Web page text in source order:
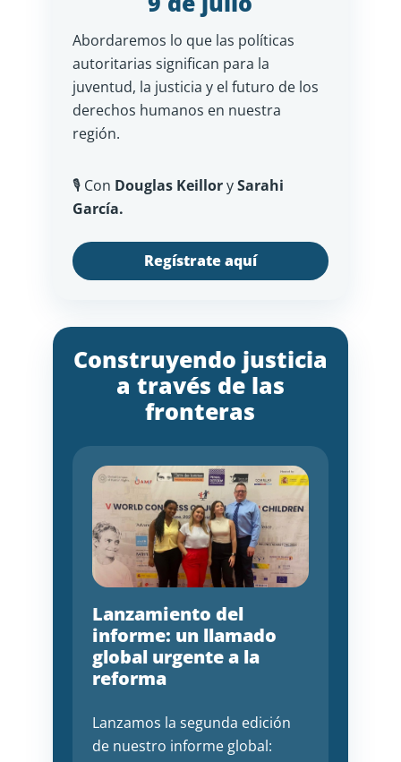
Abordaremos lo que las políticas
autoritarias significan para la
juventud, la justicia y el futuro de los
derechos humanos en nuestra
región.
🎙️ Con Douglas KeillorySarahi
García.
Regístrate aquí
Construyendo justicia
a través de las
fronteras
Lanzamiento del
informe: un llamado
global urgente a la
reforma
Lanzamos la segunda edición
de nuestro informe global: